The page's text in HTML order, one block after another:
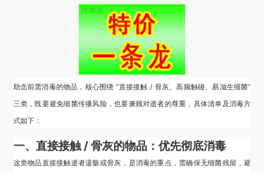
助念前需消毒的物品，核心围绕 “直接接触 / 骨灰、高频触碰、易滋生细菌”
三类，既要避免细菌传播风险，也要兼顾对逝者的尊重，具体清单及消毒方
式如下：
一、直接接触 / 骨灰的物品：优先彻底消毒
这类物品直接接触逝者遗骸或骨灰，是消毒的重点，需确保无细菌残留，避